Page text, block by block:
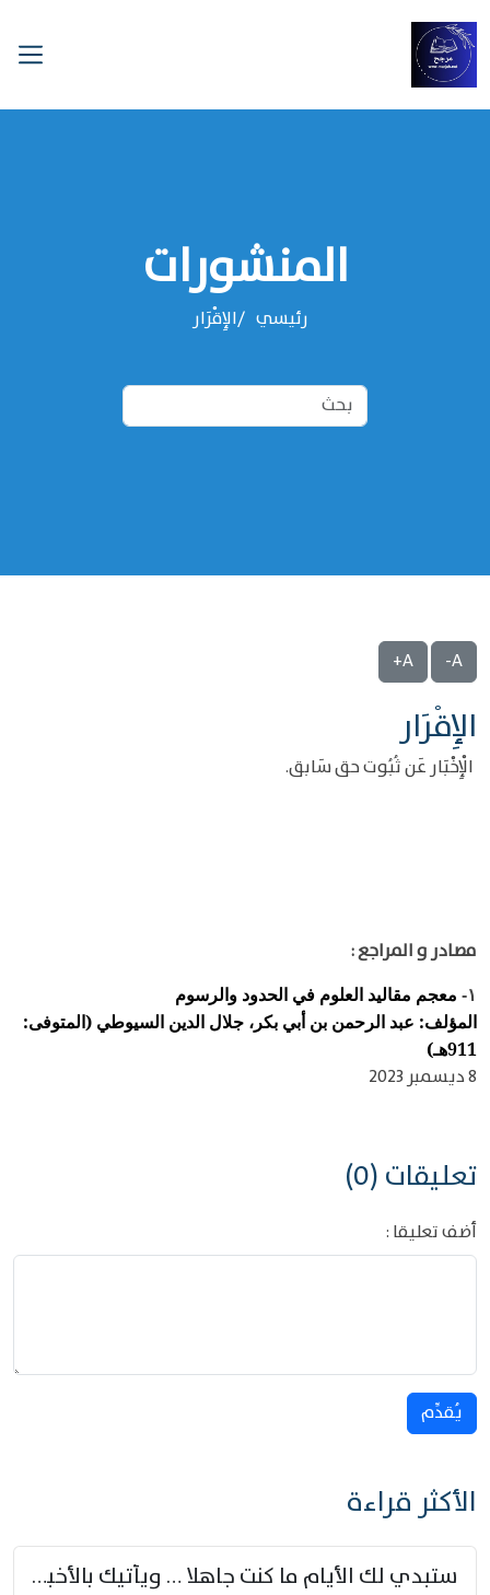
المنشورات
رئيسي الإِقْرَار
A-
A+
الإِقْرَار
الْإِخْبَار عَن ثُبُوت حق سَابق.
مصادر و المراجع :
١-
معجم مقاليد العلوم في الحدود والرسوم
المؤلف: عبد الرحمن بن أبي بكر، جلال الدين السيوطي (المتوفى:
911هـ)
8 ديسمبر 2023
تعليقات (0)
أضف تعليقا :
يُقدِّم
الأكثر قراءة
ستبدي لك الأيام ما كنت جاهلا … ويأتيك بالأخبار من لم تزوّد